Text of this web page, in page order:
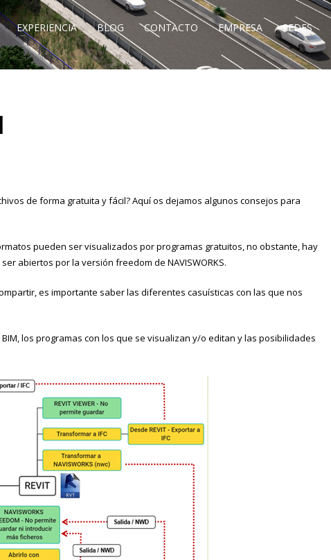
EXPERIENCIA BLOG CONTACTO EMPRESA SEDES
de forma gratuita y fácil? Aquí os dejamos algunos consejos para
pueden ser visualizados por programas gratuitos, no obstante, hay
abiertos por la versión freedom de NAVISWORKS.
es importante saber las diferentes casuísticas con las que nos
los programas con los que se visualizan y/o editan y las posibilidades